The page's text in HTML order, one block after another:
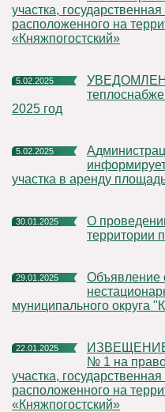
участка,
расположенного на
«Княжпогостский»
5.02.2025
УВЕДОМЛЕНИЕ о начале разработки проекта схемы
2025 год
5.02.2025
Администрация муниципального округа «Княжпогостский»
участка в аренду
30.01.2025
О проведении публичных слушаний по проекту межевания
территории
29.01.2025
Объявление о проведении конкурса на право размещения
муниципального округа
22.01.2025
ИЗВЕЩЕНИЕ о проведении аукциона в электронной форме
№ 1 на
участка,
расположенного на
«Княжпогостский»